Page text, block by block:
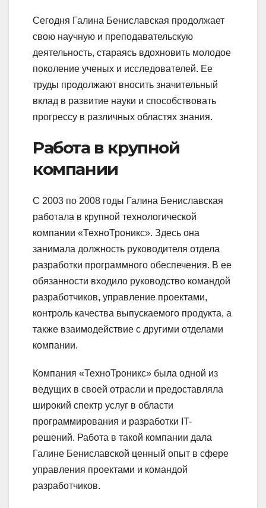
Сегодня Галина Бениславская продолжает
свою научную и преподавательскую
деятельность, стараясь вдохновить молодое
поколение ученых и исследователей. Ее
труды продолжают вносить значительный
вклад в развитие науки и способствовать
прогрессу в различных областях знания.
Работа в крупной
компании
С 2003 по 2008 годы Галина Бениславская
работала в крупной технологической
компании «ТехноТроникс». Здесь она
занимала должность руководителя отдела
разработки программного обеспечения. В ее
обязанности входило руководство командой
разработчиков, управление проектами,
контроль качества выпускаемого продукта, а
также взаимодействие с другими отделами
компании.
Компания «ТехноТроникс» была одной из
ведущих в своей отрасли и предоставляла
широкий спектр услуг в области
программирования и разработки IT-
решений. Работа в такой компании дала
Галине Бениславской ценный опыт в сфере
управления проектами и командой
разработчиков.